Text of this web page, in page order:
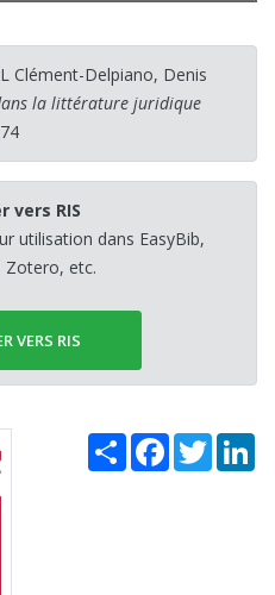
Clément-Delpiano, Denis
la littérature juridique
vers RIS
utilisation dans EasyBib,
Zotero, etc.
VERS RIS
Share Facebook
Twitter